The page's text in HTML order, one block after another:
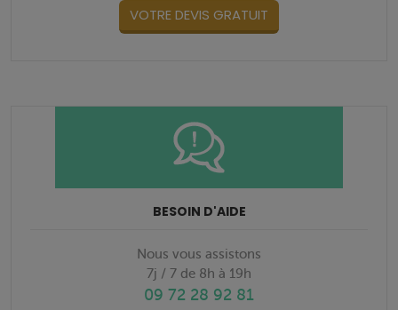
VOTRE DEVIS GRATUIT
BESOIN D'AIDE
Nous vous assistons
7j / 7 de 8h à 19h
09 72 28 92 81